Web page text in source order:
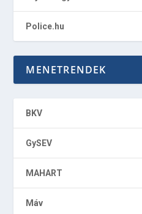
Police.hu
MENETRENDEK
BKV
GySEV
MAHART
Máv